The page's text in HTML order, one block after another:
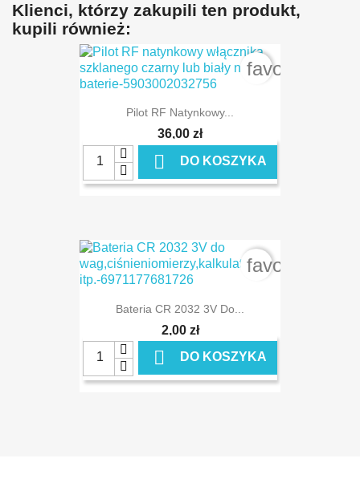
Klienci, którzy zakupili ten produkt,
kupili również:
Pilot RF Natynkowy...
36,00 zł
 DO KOSZYKA
Bateria CR 2032 3V Do...
2,00 zł
 DO KOSZYKA